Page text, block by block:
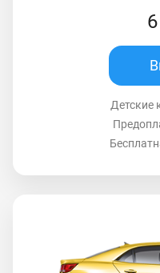
Детские